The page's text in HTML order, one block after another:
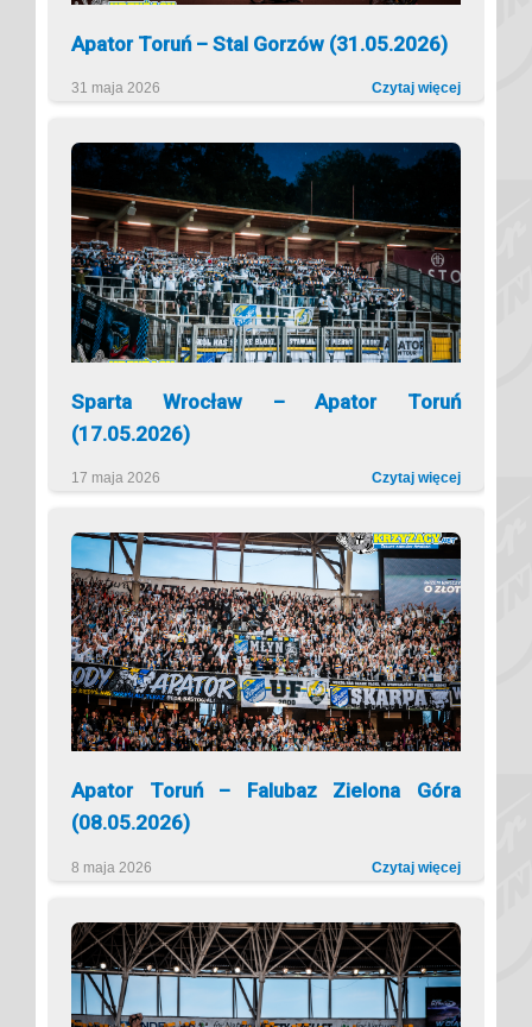
Apator Toruń – Stal Gorzów (31.05.2026)
31 maja 2026 Czytaj więcej
Sparta Wrocław – Apator Toruń
(17.05.2026)
17 maja 2026 Czytaj więcej
Apator Toruń – Falubaz Zielona Góra
(08.05.2026)
8 maja 2026 Czytaj więcej